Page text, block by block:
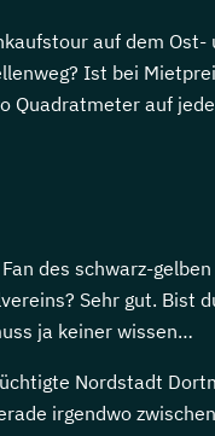
auf dem Ost-
Ist bei
Quadratmeter auf
des schwarz-gelben
Sehr gut. Bist
ja keiner wissen…
Nordstadt
irgendwo zwischen